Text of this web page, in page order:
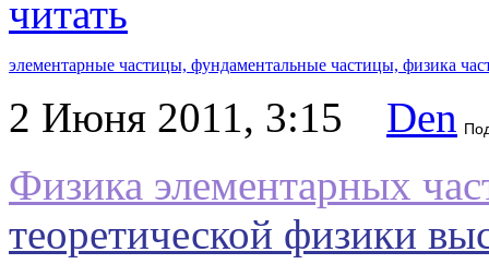
читать
элементарные частицы, фундаментальные частицы, физика
2 Июня 2011, 3:15 Den
Физика элементарных
теоретической физики